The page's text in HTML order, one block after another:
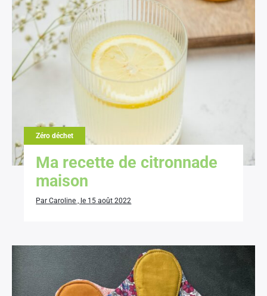
Zéro déchet
Ma recette de citronnade
maison
Par Caroline , le 15 août 2022